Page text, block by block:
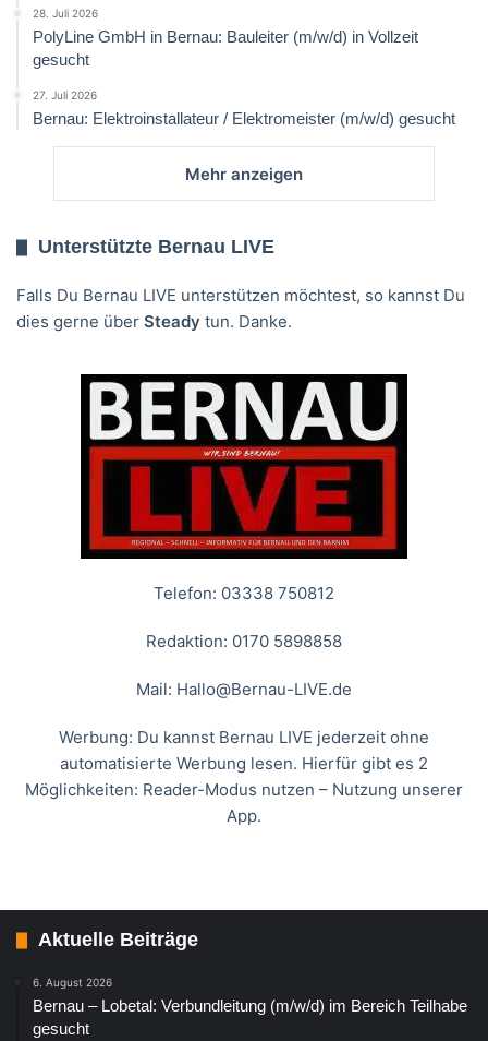
28. Juli 2026
PolyLine GmbH in Bernau: Bauleiter (m/w/d) in Vollzeit
gesucht
27. Juli 2026
Bernau: Elektroinstallateur / Elektromeister (m/w/d) gesucht
Mehr anzeigen
Unterstützte Bernau LIVE
Falls Du Bernau LIVE unterstützen möchtest, so kannst Du
dies gerne über Steady tun. Danke.
Telefon: 03338 750812
Redaktion: 0170 5898858
Mail: Hallo@Bernau-LIVE.de
Werbung: Du kannst Bernau LIVE jederzeit ohne
automatisierte Werbung lesen. Hierfür gibt es 2
Möglichkeiten: Reader-Modus nutzen – Nutzung unserer
App.
Aktuelle Beiträge
6. August 2026
Bernau – Lobetal: Verbundleitung (m/w/d) im Bereich Teilhabe
gesucht